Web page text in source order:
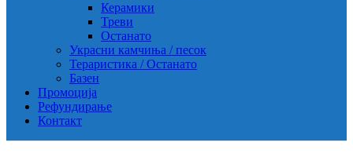
Керамики
Треви
Останато
Украсни камчиња / песок
Тераристика / Останато
Базен
Промоција
Рефундирање
Контакт